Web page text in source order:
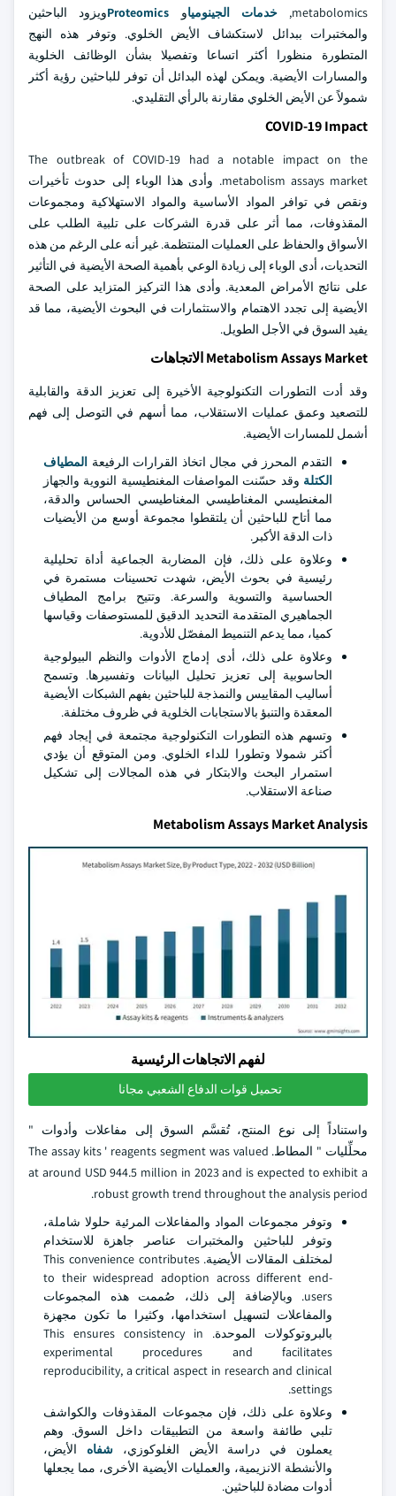
metabolomics,
خدمات الجينومياو Proteomicsويزود الباحثين
والمختبرات ببدائل لاستكشاف الأيض الخلوي. وتوفر هذه النهج
المتطورة منظورا أكثر اتساعا وتفصيلا بشأن الوظائف الخلوية
والمسارات الأيضية. ويمكن لهذه البدائل أن توفر للباحثين رؤية أكثر
شمولاً عن الأيض الخلوي مقارنة بالرأي التقليدي.
COVID-19 Impact
The outbreak of COVID-19 had a notable impact on the
metabolism assays market. وأدى هذا الوباء إلى حدوث تأخيرات
ونقص في توافر المواد الأساسية والمواد الاستهلاكية ومجموعات
المقذوفات، مما أثر على قدرة الشركات على تلبية الطلب على
الأسواق والحفاظ على العمليات المنتظمة. غير أنه على الرغم من هذه
التحديات، أدى الوباء إلى زيادة الوعي بأهمية الصحة الأيضية في التأثير
على نتائج الأمراض المعدية. وأدى هذا التركيز المتزايد على الصحة
الأيضية إلى تجدد الاهتمام والاستثمارات في البحوث الأيضية، مما قد
يفيد السوق في الأجل الطويل.
Metabolism Assays Market الاتجاهات
وقد أدت التطورات التكنولوجية الأخيرة إلى تعزيز الدقة والقابلية
للتصعيد وعمق عمليات الاستقلاب، مما أسهم في التوصل إلى فهم
أشمل للمسارات الأيضية.
التقدم المحرز في مجال اتخاذ القرارات الرفيعة المطياف
الكتلة وقد حسّنت المواصفات المغنطيسية النووية والجهاز
المغنطيسي المغناطيسي المغناطيسي الحساس والدقة،
مما أتاح للباحثين أن يلتقطوا مجموعة أوسع من الأيضيات
ذات الدقة الأكبر.
وعلاوة على ذلك، فإن المضاربة الجماعية أداة تحليلية
رئيسية في بحوث الأيض، شهدت تحسينات مستمرة في
الحساسية والتسوية والسرعة. وتتيح برامج المطياف
الجماهيري المتقدمة التحديد الدقيق للمستوصفات وقياسها
كميا، مما يدعم التنميط المفصّل للأدوية.
وعلاوة على ذلك، أدى إدماج الأدوات والنظم البيولوجية
الحاسوبية إلى تعزيز تحليل البيانات وتفسيرها. وتسمح
أساليب المقاييس والنمذجة للباحثين بفهم الشبكات الأيضية
المعقدة والتنبؤ بالاستجابات الخلوية في ظروف مختلفة.
وتسهم هذه التطورات التكنولوجية مجتمعة في إيجاد فهم
أكثر شمولا وتطورا للداء الخلوي. ومن المتوقع أن يؤدي
استمرار البحث والابتكار في هذه المجالات إلى تشكيل
صناعة الاستقلاب.
Metabolism Assays Market Analysis
لفهم الاتجاهات الرئيسية
تحميل قوات الدفاع الشعبي مجانا
واستناداً إلى نوع المنتج، تُقسَّم السوق إلى مفاعلات وأدوات "
محلِّليات " المطاط. The assay kits ' reagents segment was valued
at around USD 944.5 million in 2023 and is expected to exhibit a
robust growth trend throughout the analysis period.
وتوفر مجموعات المواد والمفاعلات المرئية حلولا شاملة،
وتوفر للباحثين والمختبرات عناصر جاهزة للاستخدام
لمختلف المقالات الأيضية. This convenience contributes
to their widespread adoption across different end-
users. وبالإضافة إلى ذلك، صُممت هذه المجموعات
والمفاعلات لتسهيل استخدامها، وكثيرا ما تكون مجهزة
بالبروتوكولات الموحدة. This ensures consistency in
experimental procedures and facilitates
reproducibility, a critical aspect in research and clinical
settings.
وعلاوة على ذلك، فإن مجموعات المقذوفات والكواشف
تلبي طائفة واسعة من التطبيقات داخل السوق. وهم
يعملون في دراسة الأيض الغلوكوزي،شفاه الأيض،
والأنشطة الانزيمية، والعمليات الأيضية الأخرى، مما يجعلها
أدوات مضادة للباحثين.